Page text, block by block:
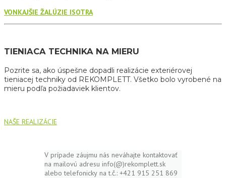
VONKAJŠIE ŽALÚZIE ISOTRA
TIENIACA TECHNIKA NA MIERU
Pozrite sa, ako úspešne dopadli realizácie exteriérovej
tieniacej techniky od REKOMPLETT. Všetko bolo vyrobené na
mieru podľa požiadaviek klientov.
NAŠE REALIZÁCIE
V prípade záujmu nás neváhajte kontaktovať
na mailovú adresu info(@)rekomplett.sk
alebo telefonicky na t.č.: +421 915 251 869